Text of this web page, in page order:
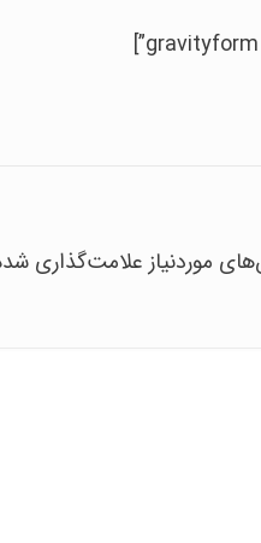
موردنیاز علامت‌گذاری